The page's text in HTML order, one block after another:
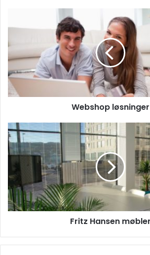
godt, og det er også evident, at
Webshop løsninger
Fritz
Hansen
møbler
Fritz Hansen møbler